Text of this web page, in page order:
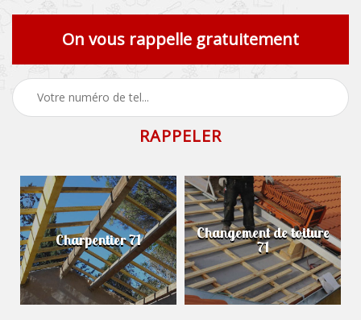
On vous rappelle gratuitement
Charpentier 71 Changement de toiture
71